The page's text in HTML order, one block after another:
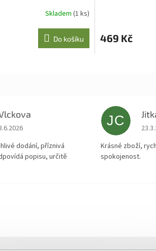
Skladem (1 ks)
Do košíku 469 Kč
obchodu je 5 z 5 hvězdiček.
dodání, příznivá
popisu, určitě
JC
Krásné zboží,
spokojenost.